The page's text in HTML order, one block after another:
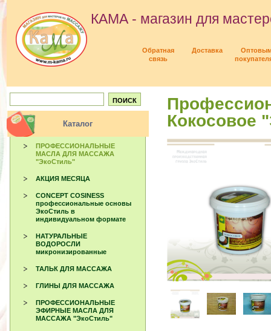
КАМА - магазин для
Обратная
связь
Доставка
Каталог
ПРОФЕССИОНАЛЬНЫЕ
МАСЛА ДЛЯ МАССАЖА
"ЭкоСтиль"
АКЦИЯ МЕСЯЦА
CONCEPT COSINESS
профессиональные основы
ЭкоСтиль в
индивидуальном формате
НАТУРАЛЬНЫЕ
ВОДОРОСЛИ
микронизированные
ТАЛЬК ДЛЯ МАССАЖА
ГЛИНЫ ДЛЯ МАССАЖА
ПРОФЕССИОНАЛЬНЫЕ
ЭФИРНЫЕ МАСЛА ДЛЯ
МАССАЖА "ЭкоСтиль"
Кокосовое